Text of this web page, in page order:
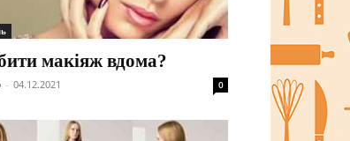
макіяж вдома?
- 04.12.2021 0